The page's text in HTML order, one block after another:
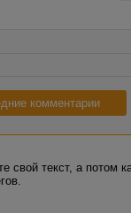
комментарии
свой текст, а потом